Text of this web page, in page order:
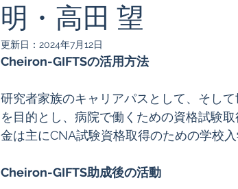
Cheiron-GIFTS 2022 多様性
Cheiron-GIFTS 2025 エストニア
明・高田 望
更新日： 2024年7月12日
Cheiron-GIFTSの活用方法
研究者家族のキャリアパスとして、そし
を目的とし、病院で働くための資格試験
金は主にCNA試験資格取得のための学校
Cheiron-GIFTS助成後の活動